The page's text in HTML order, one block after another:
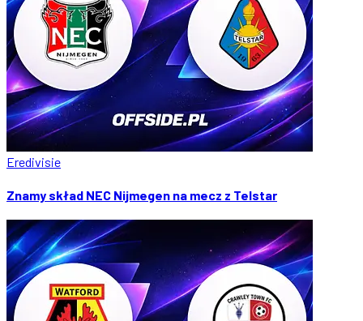
Eredivisie
Znamy skład NEC Nijmegen na mecz z Telstar